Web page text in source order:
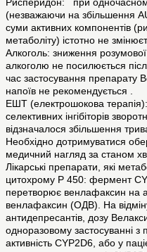
Рисперидон: при
(незважаючи на збільшення
суми активних компонентів
метаболіту) істотно не
Алкоголь: зниження розумової
алкоголю не посилюється
час застосування препарату
напоїв не рекомендується .
ЕШТ (електрошокова
селективних інгібіторів
відзначалося збільшення
Необхідно дотримуватися
медичний нагляд за станом
Лікарські препарати, які
цитохрому Р 450: фермент
перетворює венлафаксин на
венлафаксин (ОДВ). На
антидепресантів, дозу
одноразовому застосуванні з
активність CYP2D6, або у